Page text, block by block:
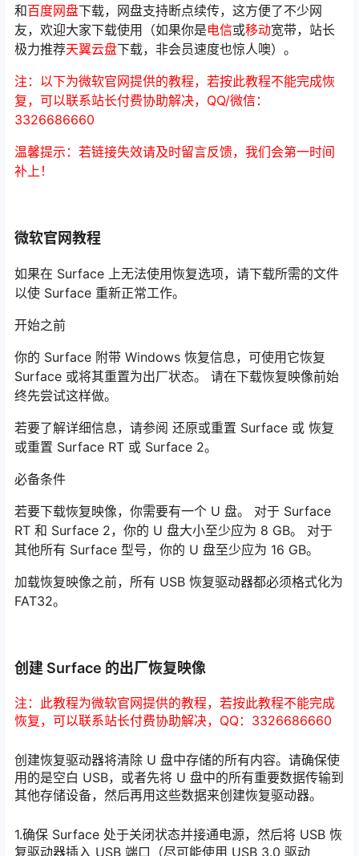
和百度网盘下载，网盘支持断点续传，这方便了不少网
友，欢迎大家下载使用（如果你是电信或移动宽带，站长
极力推荐天翼云盘下载，非会员速度也惊人噢）。
注：以下为微软官网提供的教程，若按此教程不能完成恢
复，可以联系站长付费协助解决，QQ/微信：
3326686660
温馨提示：若链接失效请及时留言反馈，我们会第一时间
补上！
微软官网教程
如果在 Surface 上无法使用恢复选项，请下载所需的文件
以使 Surface 重新正常工作。
开始之前
你的 Surface 附带 Windows 恢复信息，可使用它恢复
Surface 或将其重置为出厂状态。 请在下载恢复映像前始
终先尝试这样做。
若要了解详细信息，请参阅 还原或重置 Surface 或 恢复
或重置 Surface RT 或 Surface 2。
必备条件
若要下载恢复映像，你需要有一个 U 盘。 对于 Surface
RT 和 Surface 2，你的 U 盘大小至少应为 8 GB。 对于
其他所有 Surface 型号，你的 U 盘至少应为 16 GB。
加载恢复映像之前，所有 USB 恢复驱动器都必须格式化为
FAT32。
创建 Surface 的出厂恢复映像
注：此教程为微软官网提供的教程，若按此教程不能完成
恢复，可以联系站长付费协助解决，QQ：3326686660
创建恢复驱动器将清除 U 盘中存储的所有内容。请确保使
用的是空白 USB，或者先将 U 盘中的所有重要数据传输到
其他存储设备，然后再用这些数据来创建恢复驱动器。
1.确保 Surface 处于关闭状态并接通电源，然后将 USB 恢
复驱动器插入 USB 端口（尽可能使用 USB 3.0 驱动